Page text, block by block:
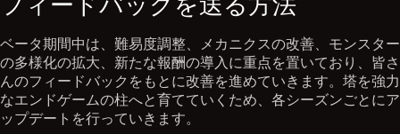
ベータ期間中は、難易度調整、メカニクスの改善、モンスター
の多様化の拡大、新たな報酬の導入に重点を置いており、皆さ
んのフィードバックをもとに改善を進めていきます。塔を強力
なエンドゲームの柱へと育てていくため、各シーズンごとにア
ップデートを行っていきます。